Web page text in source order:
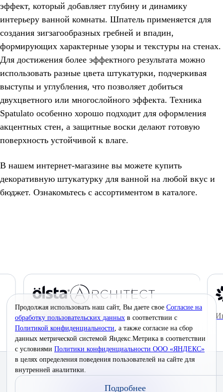
эффект, который добавляет глубину и динамику
интерьеру ванной комнаты. Шпатель применяется для
создания зигзагообразных гребней и впадин,
формирующих характерные узоры и текстуры на стенах.
Для достижения более эффектного результата можно
использовать разные цвета штукатурки, подчеркивая
выступы и углубления, что позволяет добиться
двухцветного или многослойного эффекта. Техника
Spatulato особенно хорошо подходит для оформления
акцентных стен, а защитные воски делают готовую
поверхность устойчивой к влаге.
В нашем интернет-магазине вы можете купить
декоративную штукатурку для ванной на любой вкус и
бюджет. Ознакомьтесь с ассортиментом в каталоге.
Инновационные краски премиум-класса
© 2026 Interra Deco Group
Согласие на обработку персональных данных
Продолжая использовать наш сайт, Вы даете свое Согласие на
обработку пользовательских данных в соответствии с
Политикой конфиденциальности, а также согласие на сбор
данных метрической системой Яндекс.Метрика в соответствии
с условиями Политики конфиденциальности ООО «ЯНДЕКС»
в целях определения поведения пользователей на сайте для
внутренней аналитики.
Подробнее